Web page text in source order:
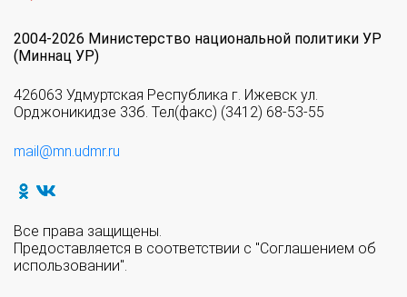
2004-2026 Министерство национальной политики УР
(Миннац УР)
426063 Удмуртская Республика г. Ижевск ул.
Орджоникидзе 33б. Тел(факс) (3412) 68-53-55
mail@mn.udmr.ru
Все права защищены.
Предоставляется в соответствии с "Соглашением об
использовании".